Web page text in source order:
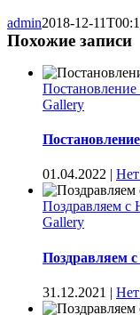
admin2018-12-
Похожие записи
Gallery
01.04.2022 |
Поздравляем с
Gallery
Поздравляем
31.12.2021 |